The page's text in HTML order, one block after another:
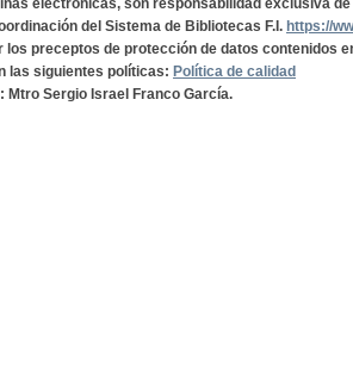
electrónicas, son responsabilidad exclusiva
del Sistema de Bibliotecas F.I. https://
los preceptos de protección de datos contenidos
las siguientes políticas: Política de calidad
Mtro Sergio Israel Franco García.